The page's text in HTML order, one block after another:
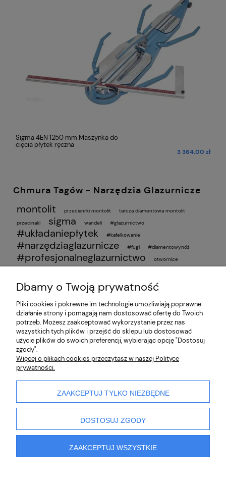
Sigma 4EN 1250 mm Maszynka do
cięcia płytek ręczna
3 364,00 zł
Chmura Tagów - Narzędzia Glazurnicze
montolit przecianrki montolit
tarcza diamentowa montolit
przecinaki
sigma wandeli #glazurnictwo
#układaniepłytek #kafelkowanie
#narzędziaglazurnicze #fugi #diamentowynóż
#profesjonalneglazurnictwo
otwornice
ranking przyssawek 2025
najlepsze przyssawki
O nas
Partnerzy
Płatności i dostawa
Dbamy o Twoją prywatność
Pliki cookies i pokrewne im technologie umożliwiają poprawne
działanie strony i pomagają nam dostosować ofertę do Twoich
potrzeb. Możesz zaakceptować wykorzystanie przez nas
wszystkich tych plików i przejść do sklepu lub dostosować
użycie plików do swoich preferencji, wybierając opcję "Dostosuj
zgody".
Więcej o plikach cookies przeczytasz w naszej Polityce
prywatności.
ZAAKCEPTUJ TYLKO NIEZBĘDNE
DOSTOSUJ ZGODY
ZAAKCEPTUJ WSZYSTKIE